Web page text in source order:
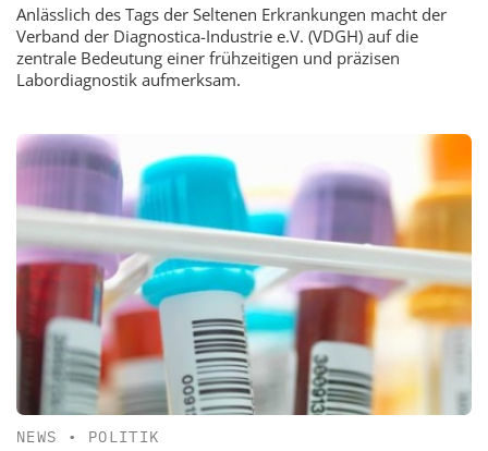
Anlässlich des Tags der Seltenen Erkrankungen macht der
Verband der Diagnostica-Industrie e.V. (VDGH) auf die
zentrale Bedeutung einer frühzeitigen und präzisen
Labordiagnostik aufmerksam.
NEWS • POLITIK